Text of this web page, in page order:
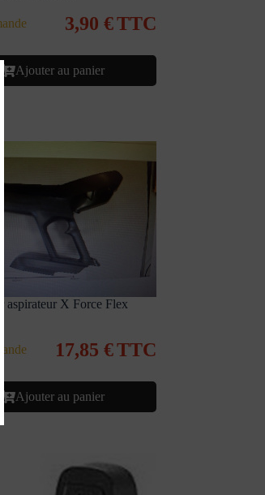
3,90 €TTC
Ajouter au panier
aspirateur X Force Flex
17,85 €TTC
Ajouter au panier